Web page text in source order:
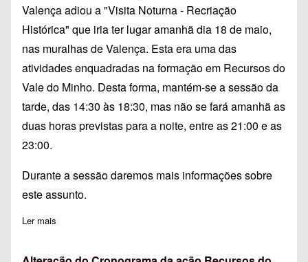
Valença adiou a "Visita Noturna - Recriação
Histórica" que iria ter lugar amanhã dia 18 de maio,
nas muralhas de Valença. Esta era uma das
atividades enquadradas na formação em Recursos do
Vale do Minho. Desta forma, mantém-se a sessão da
tarde, das 14:30 às 18:30, mas não se fará amanhã as
duas horas previstas para a noite, entre as 21:00 e as
23:00.
Durante a sessão daremos mais informações sobre
este assunto.
Ler mais